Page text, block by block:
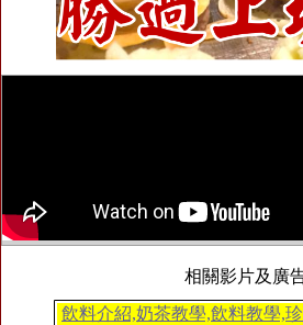
相關影片及廣
飲料介紹,奶茶教學,飲料教學,